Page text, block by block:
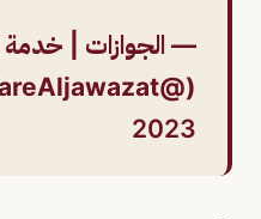
— الجوازات | خدمة
(@CareAljawazat)
2023